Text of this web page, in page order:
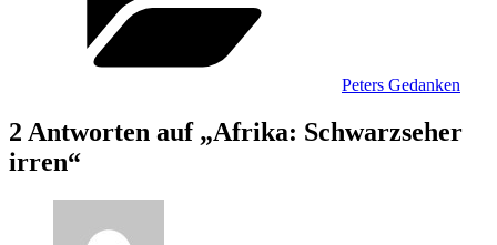
Peters Gedanken
2 Antworten auf „Afrika: Schwarzseher
irren“